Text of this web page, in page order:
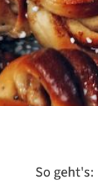
So geht's: